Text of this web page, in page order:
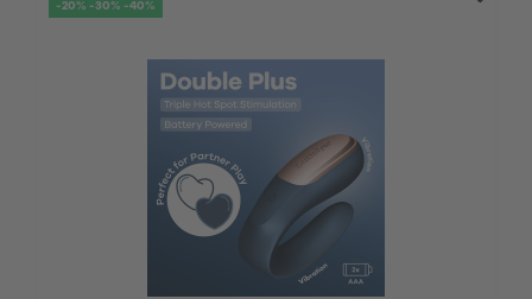
-20% -30% -40%